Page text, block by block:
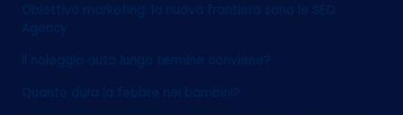
Obiettivo marketing: la nuova frontiera sono le SEO
Agency
Il noleggio auto lungo termine conviene?
Quanto dura la febbre nei bambini?